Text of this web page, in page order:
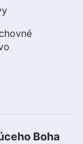
Boha